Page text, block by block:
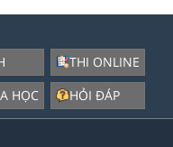
HỌC
THI ONLINE
HỎI ĐÁP